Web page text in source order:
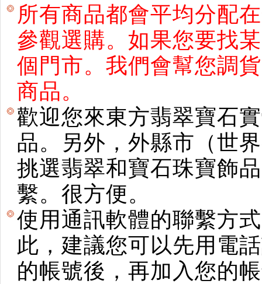
所有商品都會平均分配
參觀選購。如果您要找
個門市。我們會幫您調
商品。
歡迎您來東方翡翠寶石
品。另外，外縣市（世
挑選翡翠和寶石珠寶飾
繫。很方便。
使用通訊軟體的聯繫方
此，建議您可以先用電
的帳號後，再加入您的